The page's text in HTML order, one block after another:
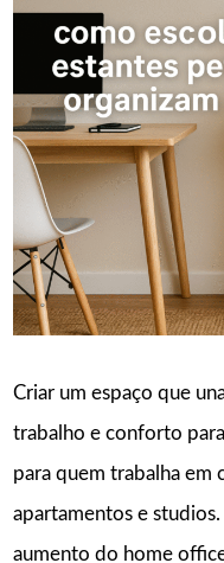
Criar um espaço que
trabalho e conforto
para quem trabalha em
apartamentos e
aumento do home